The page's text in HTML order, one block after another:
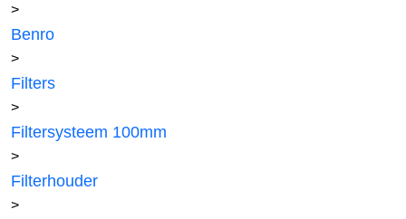
>
Benro
>
Filters
>
Filtersysteem 100mm
>
Filterhouder
>